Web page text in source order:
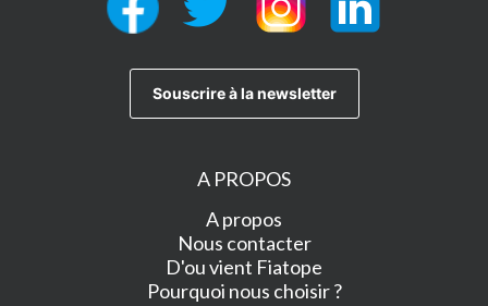
A PROPOS
A propos
Nous contacter
D'ou vient Fiatope
Pourquoi nous choisir ?